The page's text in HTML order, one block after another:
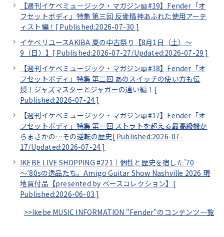
【週刊イケベミュージック・マガジン📖#19】Fender「オ
フセットボディ」特集 第三回 反骨精神あふれた使用アーテ
ィスト編！[ Published:2026-07-30 ]
イケベリユースAKIBA 夏の中古祭り【8月1日（土）～
9（日）】[ Published:2026-07-27/Updated:2026-07-29 ]
【週刊イケベミュージック・マガジン📖#18】Fender「オ
フセットボディ」特集 第二回 あのスイッチの使い方も伝
授！ジャズマスターとジャガーの違い編！[
Published:2026-07-24 ]
【週刊イケベミュージック・マガジン📖#17】Fender「オ
フセットボディ」特集 第一回 ストラトを超える最高級機か
らまさかの…その逆転の歴史[ Published:2026-07-
17/Updated:2026-07-24 ]
IKEBE LIVE SHOPPING #221｜個性と歴史を宿した’70
～’80sの逸品たち。Amigo Guitar Show Nashville 2026 現
地買付品【presented by ベースコレクション】[
Published:2026-06-03 ]
>>Ikebe MUSIC INFORMATION "Fender"のコンテンツ一覧